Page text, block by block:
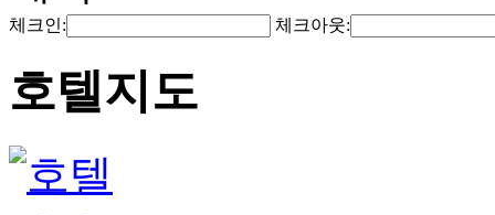
체크인: 체크아웃:
호텔지도